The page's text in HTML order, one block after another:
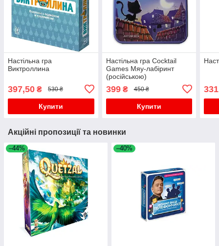
Настільна гра
Виктроллина
397,50 ₴ 530 ₴
Купити
Настільна гра Cocktail
Games Мяу-лабіринт
(російською)
399₴ 450 ₴
Купити
Акційні пропозиції та новинки
–44% –40%